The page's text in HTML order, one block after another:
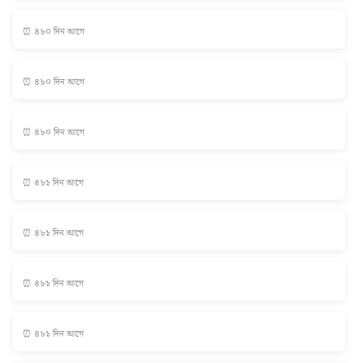
⏰ ৪৮০ দিন আগে
⏰ ৪৮০ দিন আগে
⏰ ৪৮০ দিন আগে
⏰ ৪৮১ দিন আগে
⏰ ৪৮১ দিন আগে
⏰ ৪৮১ দিন আগে
⏰ ৪৮১ দিন আগে